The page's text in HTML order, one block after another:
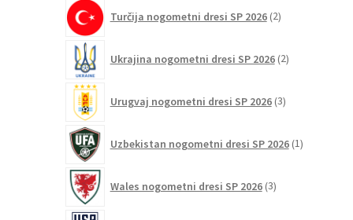
Turčija nogometni dresi SP 2026 2izdelka
Ukrajina nogometni dresi SP 2026 2izdelka
Urugvaj nogometni dresi SP 2026 3izdelki
Uzbekistan nogometni dresi SP 2026 1izdelek
Wales nogometni dresi SP 2026 3izdelki